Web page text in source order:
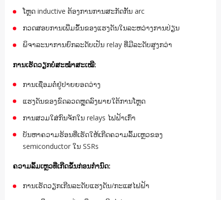
ໂຫຼດ inductive ຕ້ອງການການສະກັດກັ້ນ arc
ກວດສອບການເພີ່ມຂຶ້ນຂອງແຮງດັນໃນລະຫວ່າງການປ່ຽນ
ພິຈາລະນາການຍົກລະດັບເປັນ relay ທີ່ມີລະດັບສູງກວ່າ
ການເຮັດວຽກບໍ່ສະໝໍ່າສະເໝີ:
ການເຊື່ອມຕໍ່ຢູ່ປາຍຍອດວ່າງ
ແຮງດັນຂອງຂົດລວດຫຼຸດລົງພາຍໃຕ້ການໂຫຼດ
ການສວມໃສ່ກົນຈັກໃນ relays ໄຟຟ້າເກົ່າ
ບັນຫາຄວາມຮ້ອນທີ່ເຮັດໃຫ້ເກີດຄວາມລົ້ມເຫຼວຂອງ
semiconductor ໃນ SSRs
ຄວາມລົ້ມເຫຼວທີ່ເກີດຂຶ້ນກ່ອນກຳນົດ:
ການເຮັດວຽກເກີນລະດັບແຮງດັນ/ກະແສໄຟຟ້າ